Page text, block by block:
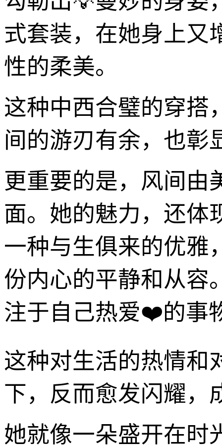
式套装，在她身上又
性的柔美。
这种中西合璧的穿搭
间的游刃有余，也彰
更重要的是，风间由
面。她的魅力，还体
一种与生俱来的优雅
份内心的平静和从容
注于自己热爱❤️的事
这种对生活的热情和
下，反而愈发闪耀，
她就像一朵盛开在时